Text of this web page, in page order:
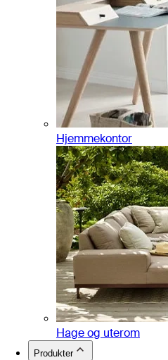
Hjemmekontor
Hage og uterom
Produkter